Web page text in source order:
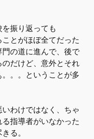
振り返っても
とがほぼ全てだった
の道に進んで、後で
だけど、意外とそれ
。。ということが多
わけではなく、ちゃ
指導者がいなかった
る。